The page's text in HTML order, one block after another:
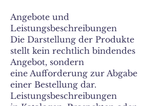
Angebote und
Leistungsbeschreibungen
Die Darstellung der Produkte
stellt kein rechtlich bindendes
Angebot, sondern
eine Aufforderung zur Abgabe
einer Bestellung dar.
Leistungsbeschreibungen